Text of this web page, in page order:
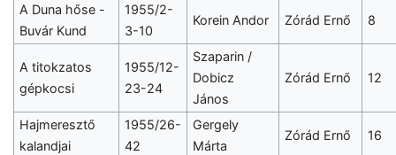
A Duna hőse -
Buvár Kund
1955/2-
3-10
Korein Andor Zórád Ernő 8
A titokzatos
gépkocsi
1955/12-
23-24
Szaparin /
Dobicz
János
Zórád Ernő 12
Hajmeresztő
kalandjai
1955/26-
42
Gergely
Márta
Zórád Ernő 16